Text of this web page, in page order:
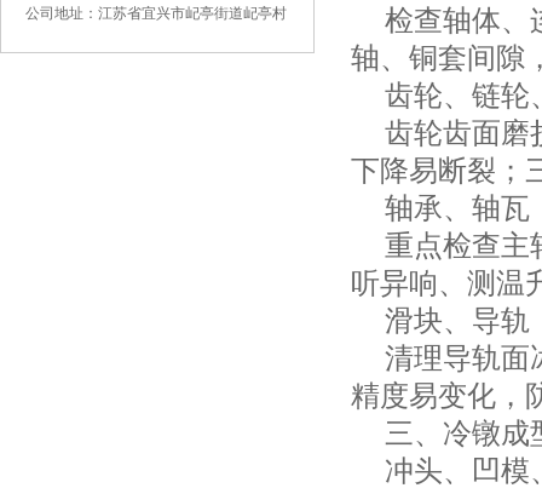
公司地址：江苏省宜兴市屺亭街道屺亭村
检查轴体、
轴、铜套间隙
齿轮、链轮
齿轮齿面磨
下降易断裂；
轴承、轴瓦
重点检查主
听异响、测温
滑块、导轨
清理导轨面
精度易变化，
三、冷镦成
冲头、凹模